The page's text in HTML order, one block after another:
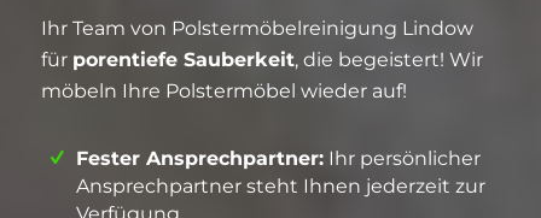
Ihr Team von Polstermöbelreinigung Lindow
für porentiefe Sauberkeit, die begeistert! Wir
möbeln Ihre Polstermöbel wieder auf!
Fester Ansprechpartner: Ihr persönlicher
Ansprechpartner steht Ihnen jederzeit zur